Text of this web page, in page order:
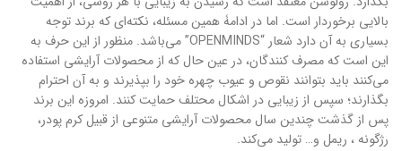
بالایی برخوردار است. اما در ادامۀ همین مسئله، نکته‌ای که برند توجه
بسیاری به آن دارد شعار “OPENMINDS” می‌باشد. منظور از این حرف به
این است که مصرف کنندگان، در عین حال که از محصولات آرایشی استفاده
می‌کنند باید بتوانند نقوص و عیوب چهره خود را بپذیرند و به آن احترام
بگذارند؛ سپس از زیبایی در اشکال محتلف حمایت کنند. امروزه این برند
پس از گذشت چندین سال محصولات آرایشی متنوعی از قبیل کرم پودر،
رژگونه ، ریمل و… تولید می‌کند.